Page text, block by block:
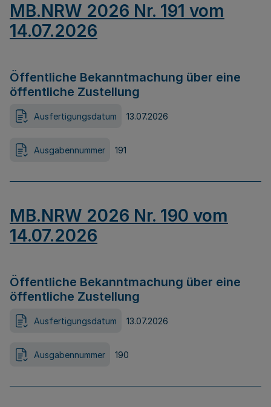
MB.NRW 2026 Nr. 191 vom
14.07.2026
Öffentliche Bekanntmachung über eine
öffentliche Zustellung
Ausfertigungsdatum 13.07.2026
Ausgabennummer 191
MB.NRW 2026 Nr. 190 vom
14.07.2026
Öffentliche Bekanntmachung über eine
öffentliche Zustellung
Ausfertigungsdatum 13.07.2026
Ausgabennummer 190